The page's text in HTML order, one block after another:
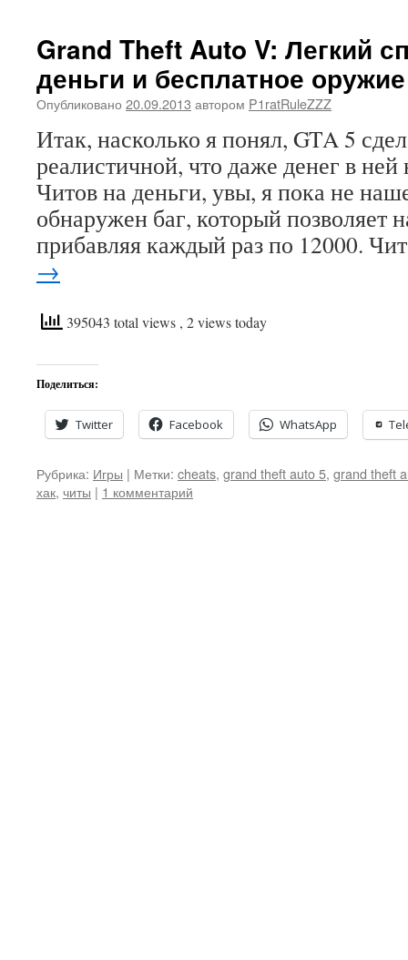
Grand Theft Auto V: Легкий
деньги и бесплатное оружие
Опубликовано 20.09.2013 автором P1ratRuleZZZ
Итак, насколько я понял, GTA 5
реалистичной, что даже денег в ней
Читов на деньги, увы, я пока не
обнаружен баг, который позволяет
прибавляя каждый раз по 12000.
→
395043 total views , 2 views today
Поделиться:
Twitter Facebook WhatsApp
Рубрика: Игры | Метки: cheats, grand theft auto 5, grand theft
хак, читы | 1 комментарий